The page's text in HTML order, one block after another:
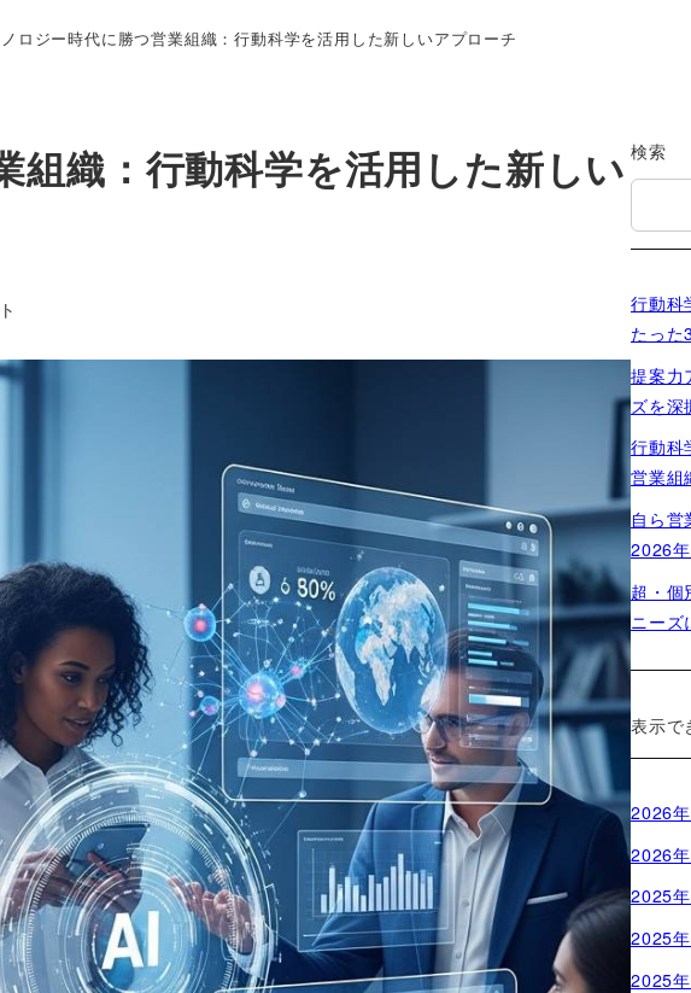
ロジー時代に勝つ営業組織：行動科学を活用した新しいアプローチ
組織：行動科学を活用した新しい 検索
行動科
たった
提案力
ズを深
行動科
営業組
自ら営
2026
超・個
ニーズ
表示で
2026
2026
2025
2025
2025